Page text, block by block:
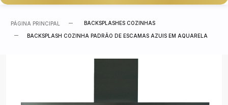
PÁGINA PRINCIPAL BACKSPLASHES COZINHAS
BACKSPLASH COZINHA PADRÃO DE ESCAMAS AZUIS EM AQUARELA